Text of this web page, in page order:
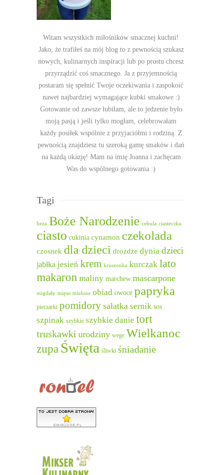
Witam wszystkich miłośników smacznej kuchni!
Jako, że trafiłeś na mój blog to z pewnością szukasz
nowych, kulinarnych inspiracji lub po prostu chcesz
przyrządzić coś smacznego. Ja z przyjemnością
postaram się spełnić Twoje oczekiwania i zaspokoić
nawet najbardziej wymagające kubki smakowe :)
Gotowanie od zawsze lubiłam, ale to jedzenie było
moją pasją i jeśli tylko mogłam, celebrowałam
każdy posiłek wspólnie z przyjaciółmi i rodziną. Z
pewnością znajdziesz tu szeroką gamę smaków i dań
na każdą okazję! Mam na imię Joanna i zachęcam
Was do wspólnego gotowania :)
Tagi
beza Boże Narodzenie cebula ciasteczka
ciasto cukinia cynamon czekolada
czosnek dla dzieci drożdże dynia dzieci
jabłka jesień krem kruszonka kurczak lato
makaron maliny marchew mascarpone
migdały mięso mielone obiad owoce papryka
pieczarki pomidory sałatka sernik sos
szpinak szybkie szybkie danie tort
truskawki urodziny wege Wielkanoc
zupa Święta śliwki śniadanie